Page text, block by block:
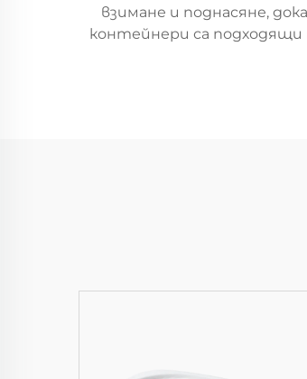
взимане и поднасяне,
контейнери са подходящи